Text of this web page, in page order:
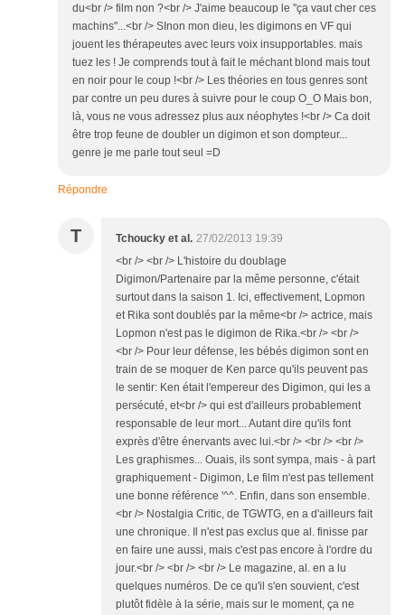
du<br /> film non ?<br /> J'aime beaucoup le "ça vaut cher ces
machins"...<br /> SInon mon dieu, les digimons en VF qui
jouent les thérapeutes avec leurs voix insupportables. mais
tuez les ! Je comprends tout à fait le méchant blond mais tout
en noir pour le coup !<br /> Les théories en tous genres sont
par contre un peu dures à suivre pour le coup O_O Mais bon,
là, vous ne vous adressez plus aux néophytes !<br /> Ca doit
être trop feune de doubler un digimon et son dompteur...
genre je me parle tout seul =D
Répondre
T Tchoucky et al. 27/02/2013 19:39
<br /> <br /> L'histoire du doublage
Digimon/Partenaire par la même personne, c'était
surtout dans la saison 1. Ici, effectivement, Lopmon
et Rika sont doublés par la même<br /> actrice, mais
Lopmon n'est pas le digimon de Rika.<br /> <br />
<br /> Pour leur défense, les bébés digimon sont en
train de se moquer de Ken parce qu'ils peuvent pas
le sentir: Ken était l'empereur des Digimon, qui les a
persécuté, et<br /> qui est d'ailleurs probablement
responsable de leur mort... Autant dire qu'ils font
exprès d'être énervants avec lui.<br /> <br /> <br />
Les graphismes... Ouais, ils sont sympa, mais - à part
graphiquement - Digimon, Le film n'est pas tellement
une bonne référence '^^. Enfin, dans son ensemble.
<br /> Nostalgia Critic, de TGWTG, en a d'ailleurs fait
une chronique. Il n'est pas exclus que al. finisse par
en faire une aussi, mais c'est pas encore à l'ordre du
jour.<br /> <br /> <br /> Le magazine, al. en a lu
quelques numéros. De ce qu'il s'en souvient, c'est
plutôt fidèle à la série, mais sur le moment, ça ne